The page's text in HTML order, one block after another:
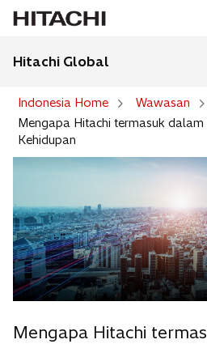
Hitachi Global
Indonesia Home
Wawasan
Mengapa Hitachi termasuk dalam
Kehidupan
Mengapa Hitachi